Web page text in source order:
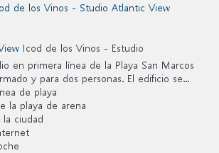
Icod de los Vinos - Estudio
en primera línea de la Playa San Marcos
y para dos personas. El edificio se...
de playa
la playa de arena
ciudad